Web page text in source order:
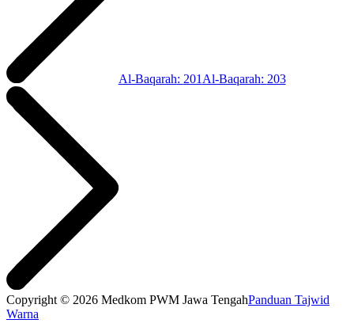
Al-Baqarah: 201 Al-Baqarah: 203
Copyright © 2026 Medkom PWM Jawa TengahPanduan Tajwid
Warna